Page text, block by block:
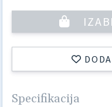
Specifikacija